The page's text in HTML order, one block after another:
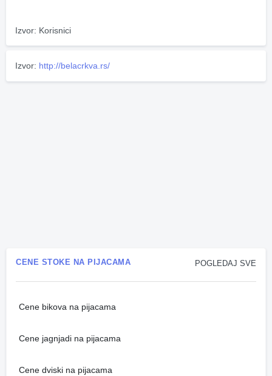
Izvor: Korisnici
Izvor: http://belacrkva.rs/
POGLEDAJ SVE
CENE STOKE NA PIJACAMA
Cene bikova na pijacama
Cene jagnjadi na pijacama
Cene dviski na pijacama